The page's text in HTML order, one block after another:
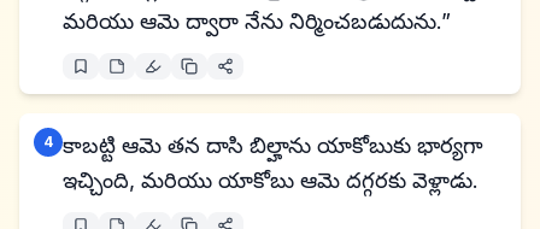
మరియు ఆమె ద్వారా నేను నిర్మించబడుదును.”
4 కాబట్టి ఆమె తన దాసి బిల్హాను యాకోబుకు భార్యగా
ఇచ్చింది, మరియు యాకోబు ఆమె దగ్గరకు వెళ్లాడు.